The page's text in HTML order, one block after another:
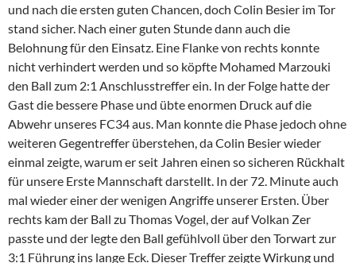
und nach die ersten guten Chancen, doch Colin Besier im Tor
stand sicher. Nach einer guten Stunde dann auch die
Belohnung für den Einsatz. Eine Flanke von rechts konnte
nicht verhindert werden und so köpfte Mohamed Marzouki
den Ball zum 2:1 Anschlusstreffer ein. In der Folge hatte der
Gast die bessere Phase und übte enormen Druck auf die
Abwehr unseres FC34 aus. Man konnte die Phase jedoch ohne
weiteren Gegentreffer überstehen, da Colin Besier wieder
einmal zeigte, warum er seit Jahren einen so sicheren Rückhalt
für unsere Erste Mannschaft darstellt. In der 72. Minute auch
mal wieder einer der wenigen Angriffe unserer Ersten. Über
rechts kam der Ball zu Thomas Vogel, der auf Volkan Zer
passte und der legte den Ball gefühlvoll über den Torwart zur
3:1 Führung ins lange Eck. Dieser Treffer zeigte Wirkung und